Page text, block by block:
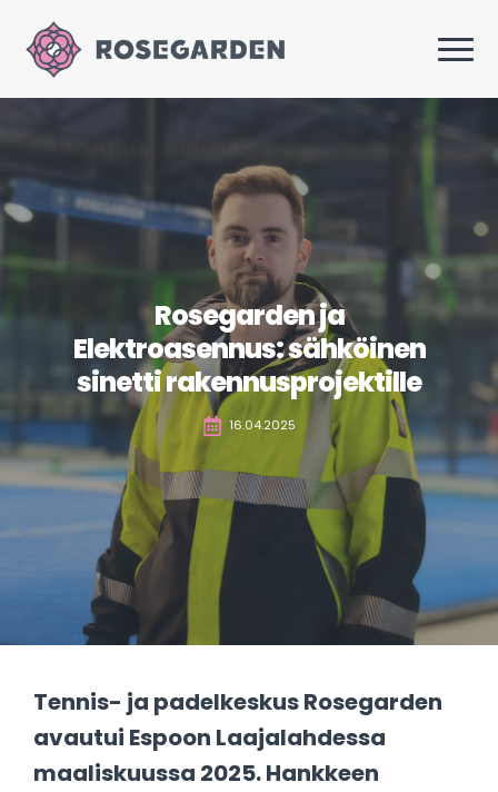
Rosegarden ja
Elektroasennus: sähköinen
sinetti rakennusprojektille
16.04.2025
Tennis- ja padelkeskus Rosegarden
avautui Espoon Laajalahdessa
maaliskuussa 2025. Hankkeen